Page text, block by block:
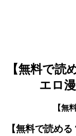
【無料で読
エロ
【無
【無料で読める